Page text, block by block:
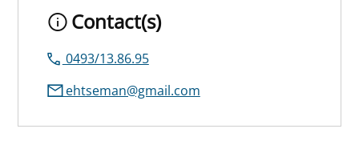
Contact(s)
0493/13.86.95
ehtseman@gmail.com